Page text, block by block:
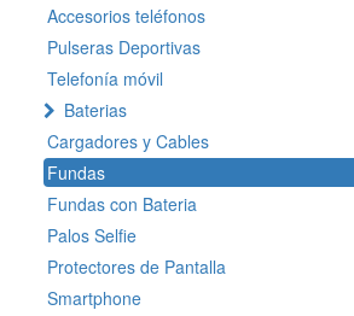
Accesorios teléfonos
Pulseras Deportivas
Telefonía móvil
Baterias
Cargadores y Cables
Fundas
Fundas con Bateria
Palos Selfie
Protectores de Pantalla
Smartphone